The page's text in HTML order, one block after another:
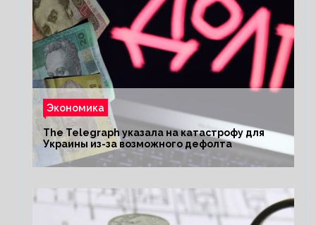
Экономика
The Telegraph указала на катастрофу для
Украины из-за возможного дефолта